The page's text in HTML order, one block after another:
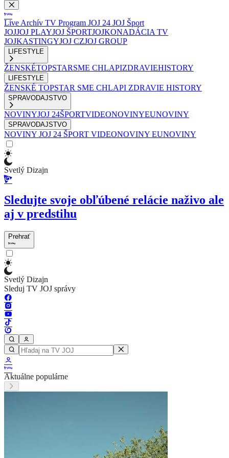
Live Archív TV Program JOJ 24 JOJ Šport
JOJJOJ PLAYJOJ ŠPORTJOJKONADÁCIA TV
JOJKASTINGYJOJ CZJOJ GROUP
LIFESTYLE
ŽENSKÉTOPSTARSME CHLAPIZDRAVIEHISTORY
LIFESTYLE
ŽENSKÉ TOPSTAR SME CHLAPI ZDRAVIE HISTORY
SPRAVODAJSTVO
NOVINYJOJ 24ŠPORTVIDEONOVINYEUNOVINY
SPRAVODAJSTVO
NOVINY JOJ 24 ŠPORT VIDEONOVINY EUNOVINY
Svetlý Dizajn
Sledujte svoje obľúbené relácie naživo ale
aj v predstihu
Prehrať
Svetlý Dizajn
Sleduj TV JOJ správy
Aktuálne populárne